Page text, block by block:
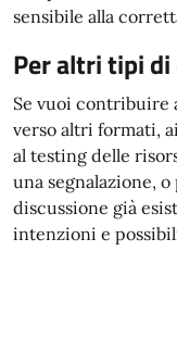
sensibile alla
Per altri tipi
Se vuoi contribuire
verso altri formati,
al testing delle
una segnalazione,
discussione già
intenzioni e